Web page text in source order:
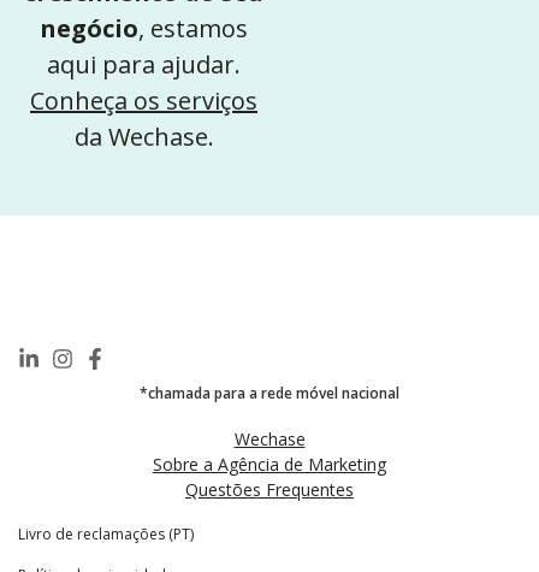
negócio, estamos
aqui para ajudar.
Conheça os serviços
da Wechase.
*chamada para a rede móvel nacional
Wechase
Sobre a Agência de Marketing
Questões Frequentes
Livro de reclamações (PT)